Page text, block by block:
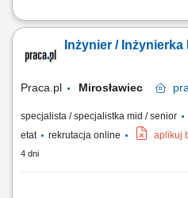
Opis stanowiska Kompleksowe
inwestycji. Sprawna koordynacja
podwykonawców, dostawców oraz
Inżynier /
Praca.pl Mirosławiec
specjalista / specjalistka mid / senior
etat
rekrutacja online aplikuj
4 dni